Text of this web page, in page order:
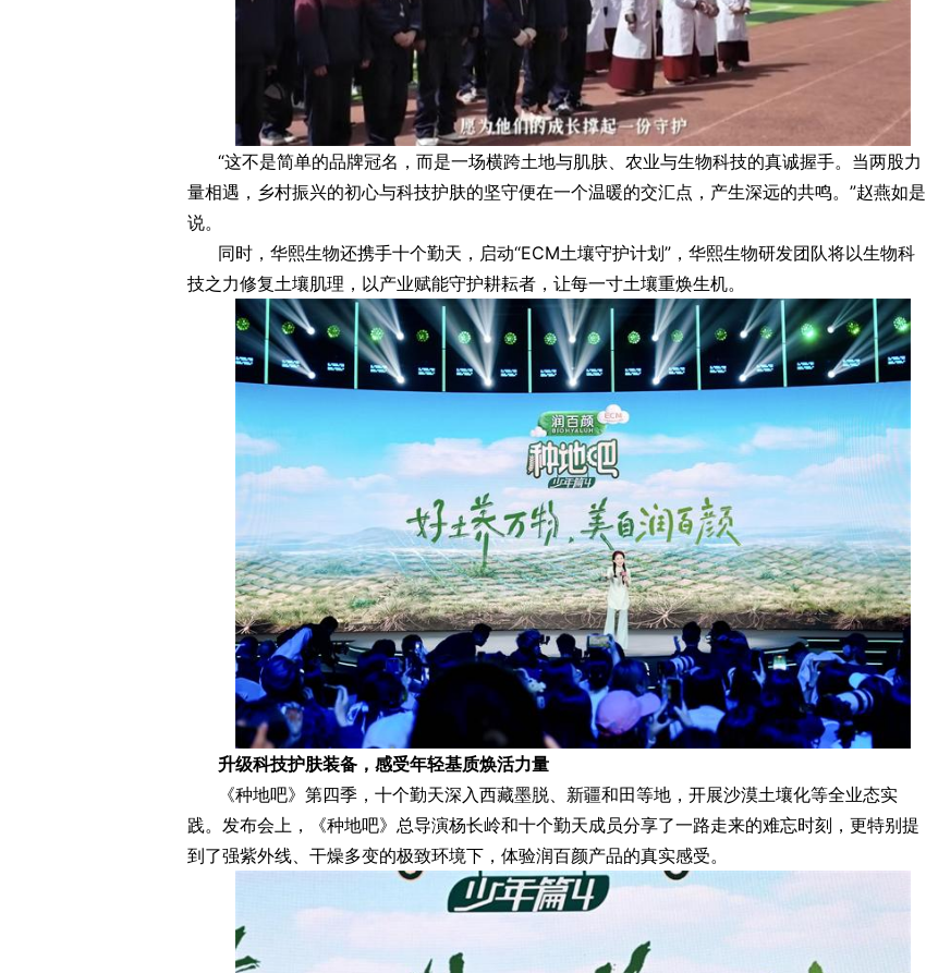
“这不是简单的品牌冠名，而是一场横跨土地与肌肤、农业与生物科技的真诚握手。当两股力
量相遇，乡村振兴的初心与科技护肤的坚守便在一个温暖的交汇点，产生深远的共鸣。”赵燕如是
说。
同时，华熙生物还携手十个勤天，启动“ECM土壤守护计划”，华熙生物研发团队将以生物科
技之力修复土壤肌理，以产业赋能守护耕耘者，让每一寸土壤重焕生机。
升级科技护肤装备，感受年轻基质焕活力量
《种地吧》第四季，十个勤天深入西藏墨脱、新疆和田等地，开展沙漠土壤化等全业态实
践。发布会上，《种地吧》总导演杨长岭和十个勤天成员分享了一路走来的难忘时刻，更特别提
到了强紫外线、干燥多变的极致环境下，体验润百颜产品的真实感受。